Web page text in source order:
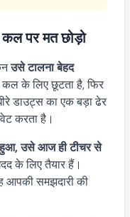
पर मत छोड़ो
उसे टालना बेहद
के लिए छूटता है, फिर
डाउट्स का एक बड़ा ढेर
करता है।
उसे आज ही टीचर से
के लिए तैयार हैं।
आपकी समझदारी की